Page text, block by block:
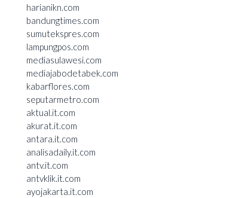
harianikn.com
bandungtimes.com
sumutekspres.com
lampungpos.com
mediasulawesi.com
mediajabodetabek.com
kabarflores.com
seputarmetro.com
aktual.it.com
akurat.it.com
antara.it.com
analisadaily.it.com
antv.it.com
antvklik.it.com
ayojakarta.it.com